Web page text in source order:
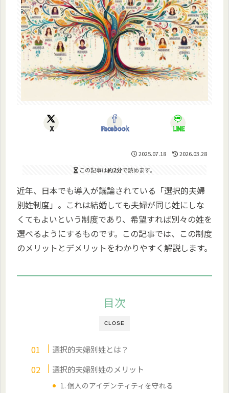
X Facebook LINE
2025.07.18
2026.03.28
この記事は約2分で読めます。
近年、日本でも導入が議論されている「選択的夫婦
別姓制度」。これは結婚しても夫婦が同じ姓にしな
くてもよいという制度であり、希望すれば別々の姓を
選べるようにするものです。この記事では、この制度
のメリットとデメリットをわかりやすく解説します。
CLOSE
目次
選択的夫婦別姓とは？
選択的夫婦別姓のメリット
1. 個人のアイデンティティを守れる